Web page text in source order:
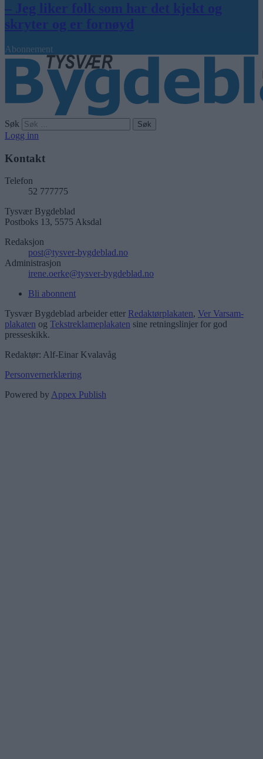
– Jeg liker folk som har det kjekt og
skryter og er fornøyd
Abonnement
Søk
Logg inn
Kontakt
Telefon
52 777775
Tysvær Bygdeblad
Postboks 13, 5575 Aksdal
Redaksjon
post@tysver-bygdeblad.no
Administrasjon
irene.oerke@tysver-bygdeblad.no
Bli abonnent
Tysvær Bygdeblad arbeider etter Redaktørplakaten, Ver Varsam-
plakaten og Tekstreklameplakaten sine retningslinjer for god
presseskikk.
Redaktør: Alf-Einar Kvalavåg
Personvernerklæring
Powered byAppex Publish